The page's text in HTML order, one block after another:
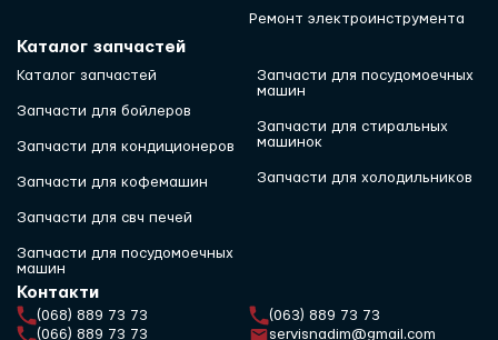
Ремонт электроинструмента
Каталог запчастей
Каталог запчастей
Запчасти для бойлеров
Запчасти для кондиционеров
Запчасти для кофемашин
Запчасти для свч печей
Запчасти для посудомоечных
машин
Запчасти для посудомоечных
машин
Запчасти для стиральных
машинок
Запчасти для холодильников
Контакти
(068) 889 73 73
(063) 889 73 73
(066) 889 73 73
servisnadim@gmail.com